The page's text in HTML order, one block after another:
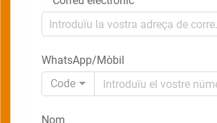
WhatsApp/Mòbil
Code
Nom